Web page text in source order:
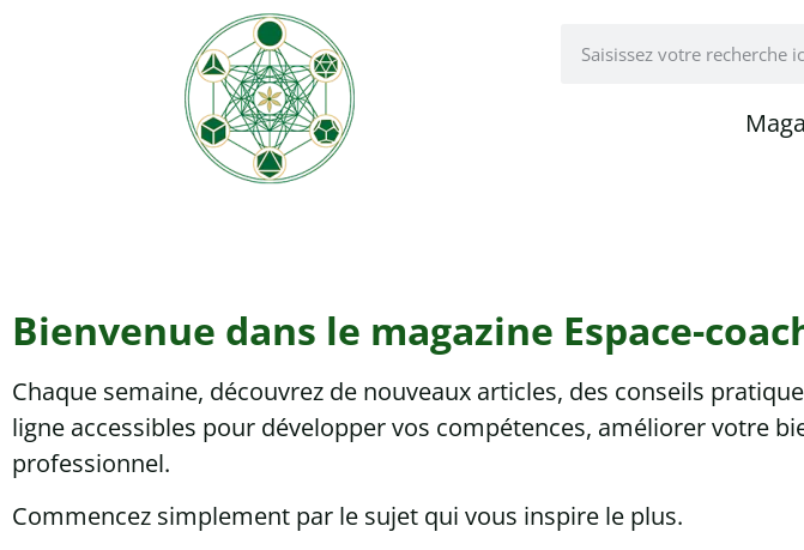
Bienvenue dans le magazine Espace-
Chaque semaine, découvrez de nouveaux articles, des conseils
ligne accessibles pour développer vos compétences, améliorer votre
professionnel.
Commencez simplement par le sujet qui vous inspire le plus.